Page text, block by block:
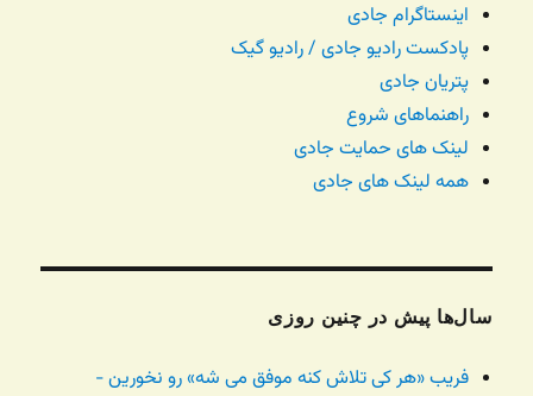
اینستاگرام جادی
پادکست رادیو جادی / رادیو گیک
پتریان جادی
راهنماهای شروع
لینک های حمایت جادی
همه لینک های جادی
سال‌ها پیش در چنین روزی
فریب «هر کی تلاش کنه موفق می شه» رو نخورین -